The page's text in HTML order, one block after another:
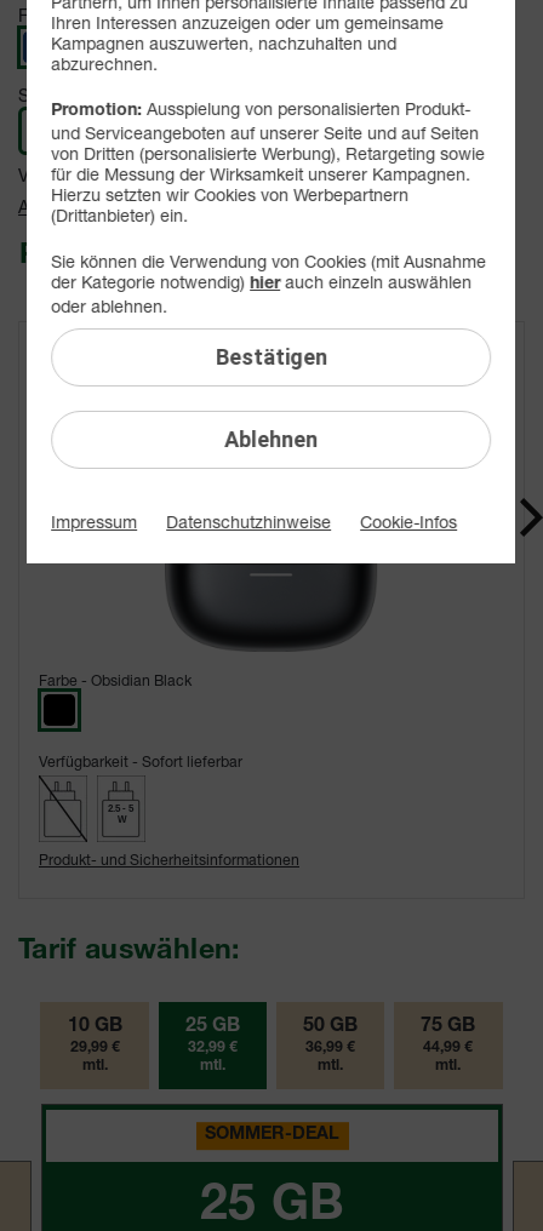
Farbe -Deep Blue
Speicher -
512 GB
Verfügbarkeit -Sofort lieferbar
Auf Wunsch Handyversicherung ab 3,99 €
Passendes Zubehör:
Xiaomi REDMI Buds 8 Pro
für nur 2,00 €/Monat auf Wunsch dazu
Farbe - Obsidian Black
Verfügbarkeit - Sofort lieferbar
2.5 - 5
W
Produkt- und Sicherheitsinformationen
Tarif auswählen:
10 GB
29,99 €
mtl.
25 GB
32,99 €
mtl.
50 GB
36,99 €
mtl.
75 GB
44,99 €
mtl.
SOMMER-DEAL
25 GB
Ihren Interessen anzuzeigen oder um gemeinsame
Kampagnen auszuwerten, nachzuhalten und
abzurechnen.
Promotion: Ausspielung von personalisierten Produkt-
und Serviceangeboten auf unserer Seite und auf Seiten
von Dritten (personalisierte Werbung), Retargeting sowie
für die Messung der Wirksamkeit unserer Kampagnen.
Hierzu setzten wir Cookies von Werbepartnern
(Drittanbieter) ein.
Ablehnen
Sie können die Verwendung von Cookies (mit Ausnahme
der Kategorie notwendig)hierauch einzeln auswählen
oder ablehnen.
Bestätigen
Impressum Datenschutzhinweise Cookie-Infos